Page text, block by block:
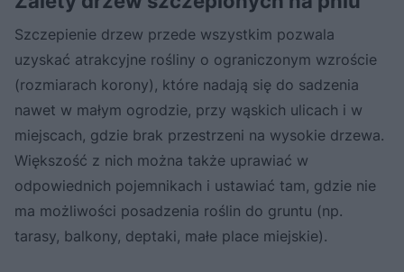
Szczepienie drzew przede wszystkim pozwala
uzyskać atrakcyjne rośliny o ograniczonym wzroście
(rozmiarach korony), które nadają się do sadzenia
nawet w małym ogrodzie, przy wąskich ulicach i w
miejscach, gdzie brak przestrzeni na wysokie drzewa.
Większość z nich można także uprawiać w
odpowiednich pojemnikach i ustawiać tam, gdzie nie
ma możliwości posadzenia roślin do gruntu (np.
tarasy, balkony, deptaki, małe place miejskie).